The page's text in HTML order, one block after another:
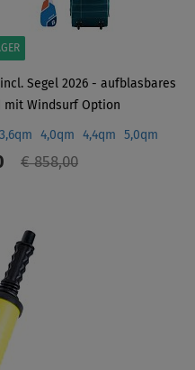
incl. Segel 2026 - aufblasbares
mit Windsurf Option
3,6qm 4,0qm 4,4qm 5,0qm
€ 858,00